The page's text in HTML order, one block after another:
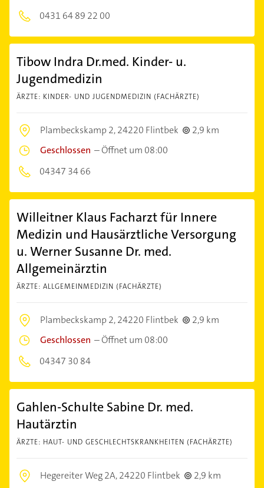
0431 64 89 22 00
Tibow Indra Dr.med. Kinder- u.
Jugendmedizin
ÄRZTE: KINDER- UND JUGENDMEDIZIN (FACHÄRZTE)
Plambeckskamp 2,24220 Flintbek
2,9 km
Geschlossen –Öffnet um 08:00
04347 34 66
Willeitner Klaus Facharzt für Innere
Medizin und Hausärztliche Versorgung
u. Werner Susanne Dr. med.
Allgemeinärztin
ÄRZTE: ALLGEMEINMEDIZIN (FACHÄRZTE)
Plambeckskamp 2,24220 Flintbek
2,9 km
Geschlossen –Öffnet um 08:00
04347 30 84
Gahlen-Schulte Sabine Dr. med.
Hautärztin
ÄRZTE: HAUT- UND GESCHLECHTSKRANKHEITEN (FACHÄRZTE)
Hegereiter Weg 2A,24220 Flintbek
2,9 km